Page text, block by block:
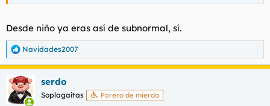
Desde niño ya eras así de subnormal, sí.
R
e
a
c
c
i
Navidades2007
serdo
Soplagaitas Forero de mierda